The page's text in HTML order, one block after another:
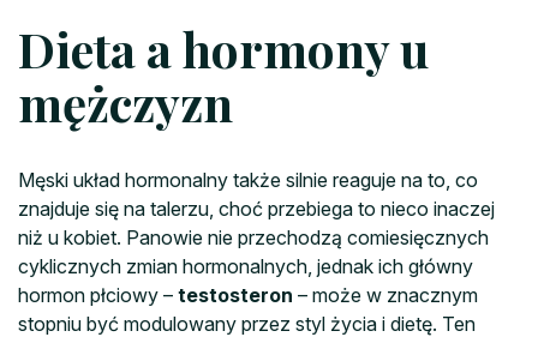
Dieta a hormony u
mężczyzn
Męski układ hormonalny także silnie reaguje na to, co
znajduje się na talerzu, choć przebiega to nieco inaczej
niż u kobiet. Panowie nie przechodzą comiesięcznych
cyklicznych zmian hormonalnych, jednak ich główny
hormon płciowy – testosteron – może w znacznym
stopniu być modulowany przez styl życia i dietę. Ten